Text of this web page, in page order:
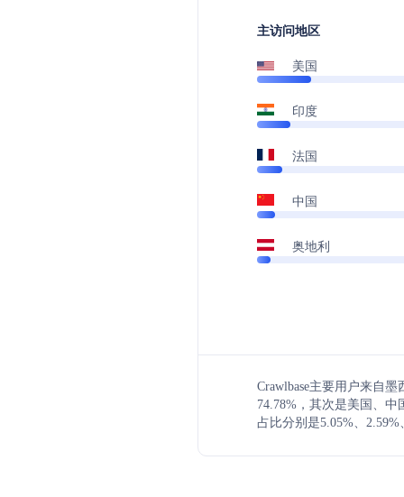
主访问地区
美国
印度
法国
中国
奥地利
Crawlbase主要用户来自
74.78%，其次是美国、
占比分别是5.05%、2.59%